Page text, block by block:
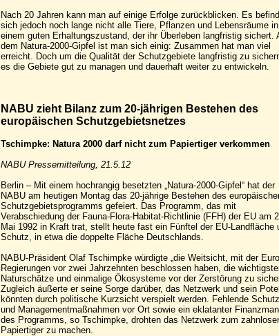
Nach 20 Jahren kann man auf einige Erfolge zurückblicken. Es
sich jedoch noch lange nicht alle Tiere, Pflanzen und Lebensräume in
einem guten Erhaltungszustand, der ihr Überleben langfristig sichert.
dem Natura-2000-Gipfel ist man sich einig: Zusammen hat man viel
erreicht. Doch um die Qualität der Schutzgebiete langfristig zu
es die Gebiete gut zu managen und dauerhaft weiter zu entwickeln.
NABU zieht Bilanz zum 20-jährigen Bestehen des
europäischen Schutzgebietsnetzes
Tschimpke: Natura 2000 darf nicht zum Papiertiger verkommen
NABU Pressemitteilung, 21.5.12
Berlin – Mit einem hochrangig besetzten „Natura-2000-Gipfel“ hat der
NABU am heutigen Montag das 20-jährige Bestehen des
Schutzgebietsprogramms gefeiert. Das Programm, das mit
Verabschiedung der Fauna-Flora-Habitat-Richtlinie (FFH) der EU am
Mai 1992 in Kraft trat, stellt heute fast ein Fünftel der EU-Landfläche
Schutz, in etwa die doppelte Fläche Deutschlands.
NABU-Präsident Olaf Tschimpke würdigte „die Weitsicht, mit der
Regierungen vor zwei Jahrzehnten beschlossen haben, die
Naturschätze und einmalige Ökosysteme vor der Zerstörung zu
Zugleich äußerte er seine Sorge darüber, das Netzwerk und sein
könnten durch politische Kurzsicht verspielt werden. Fehlende
und Managementmaßnahmen vor Ort sowie ein eklatanter
des Programms, so Tschimpke, drohten das Netzwerk zum
Papiertiger zu machen.